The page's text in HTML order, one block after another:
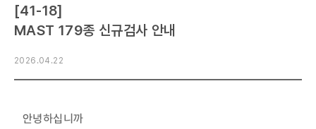
검사 안내
[41-18]
MAST 179종 신규검사 안내
2026.04.22
안녕하십니까